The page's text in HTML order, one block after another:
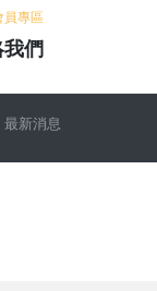
員專區
們
最新消息